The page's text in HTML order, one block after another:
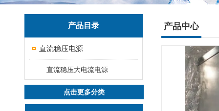
产品目录
直流稳压电源
直流稳压大电流电源
点击更多分类
产品中心